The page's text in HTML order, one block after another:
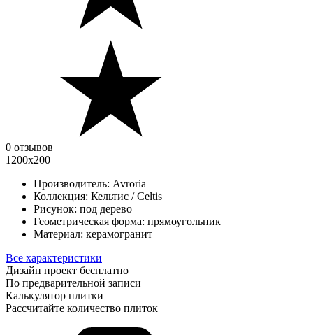
0 отзывов
1200x200
Производитель: Avroria
Коллекция: Кельтис / Celtis
Рисунок: под дерево
Геометрическая форма: прямоугольник
Материал: керамогранит
Все характеристики
Дизайн проект бесплатно
По предварительной записи
Калькулятор плитки
Рассчитайте количество плиток